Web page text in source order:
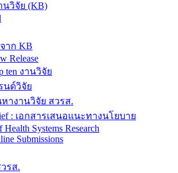
นวิจัย (KB)
าก KB
Release
ten งานวิจัย
นด์วิจัย
างานวิจัย สวรส.
: เอกสารเสนอแนะทางนโยบาย
Health Systems Research
Submissions
รส.